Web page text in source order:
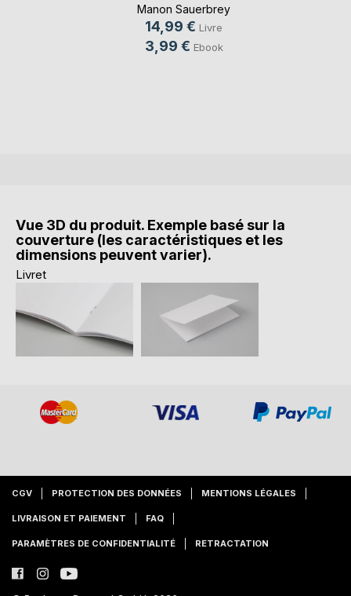
Manon Sauerbrey
14,99 € Livre
3,99 € Ebook
Vue 3D du produit. Exemple basé sur la
couverture (les caractéristiques et les
dimensions peuvent varier).
Livret
CGV PROTECTION DES DONNÉES MENTIONS LÉGALES
LIVRAISON ET PAIEMENT FAQ
PARAMÈTRES DE CONFIDENTIALITÉ RETRACTATION